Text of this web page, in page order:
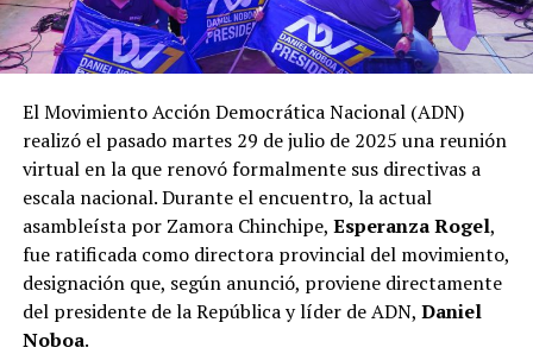
El Movimiento Acción Democrática Nacional (ADN)
realizó el pasado martes 29 de julio de 2025 una reunión
virtual en la que renovó formalmente sus directivas a
escala nacional. Durante el encuentro, la actual
asambleísta por Zamora Chinchipe, Esperanza Rogel,
fue ratificada como directora provincial del movimiento,
designación que, según anunció, proviene directamente
del presidente de la República y líder de ADN, Daniel
Noboa.